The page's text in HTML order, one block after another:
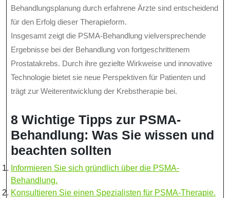
Behandlungsplanung durch erfahrene Ärzte sind entscheidend
für den Erfolg dieser Therapieform.
Insgesamt zeigt die PSMA-Behandlung vielversprechende
Ergebnisse bei der Behandlung von fortgeschrittenem
Prostatakrebs. Durch ihre gezielte Wirkweise und innovative
Technologie bietet sie neue Perspektiven für Patienten und
trägt zur Weiterentwicklung der Krebstherapie bei.
8 Wichtige Tipps zur PSMA-
Behandlung: Was Sie wissen und
beachten sollten
Informieren Sie sich gründlich über die PSMA-
Behandlung.
Konsultieren Sie einen Spezialisten für PSMA-Therapie.